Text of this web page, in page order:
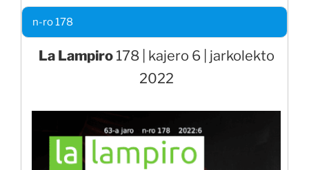
n-ro 178
La Lampiro178 | kajero 6 | jarkolekto
2022